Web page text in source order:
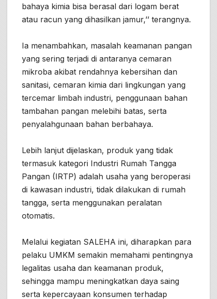
bahaya kimia bisa berasal dari logam berat
atau racun yang dihasilkan jamur,’’ terangnya.
Ia menambahkan, masalah keamanan pangan
yang sering terjadi di antaranya cemaran
mikroba akibat rendahnya kebersihan dan
sanitasi, cemaran kimia dari lingkungan yang
tercemar limbah industri, penggunaan bahan
tambahan pangan melebihi batas, serta
penyalahgunaan bahan berbahaya.
Lebih lanjut dijelaskan, produk yang tidak
termasuk kategori Industri Rumah Tangga
Pangan (IRTP) adalah usaha yang beroperasi
di kawasan industri, tidak dilakukan di rumah
tangga, serta menggunakan peralatan
otomatis.
Melalui kegiatan SALEHA ini, diharapkan para
pelaku UMKM semakin memahami pentingnya
legalitas usaha dan keamanan produk,
sehingga mampu meningkatkan daya saing
serta kepercayaan konsumen terhadap